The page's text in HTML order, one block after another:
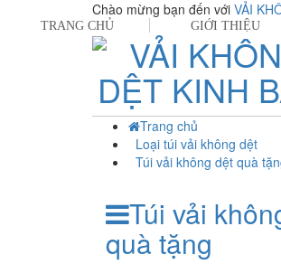
Chào mừng bạn đến với VẢI
TRANG CHỦ GIỚI THIỆU
Trang chủ
Loại túi vải không dệt
Túi vải không dệt quà
Túi vải
quà tặng